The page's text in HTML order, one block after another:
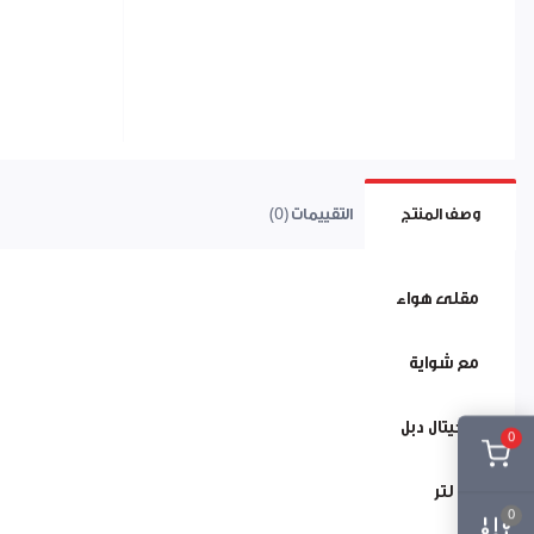
0
0
وصف المنتج التقييمات (0)
مقلى هواء
مع شواية
ديجيتال دبل